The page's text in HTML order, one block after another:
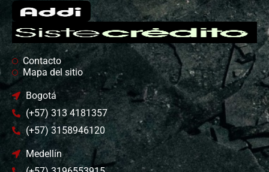
Contacto
Mapa del sitio
Bogotá
(+57) 313 4181357
(+57) 3158946120
Medellín